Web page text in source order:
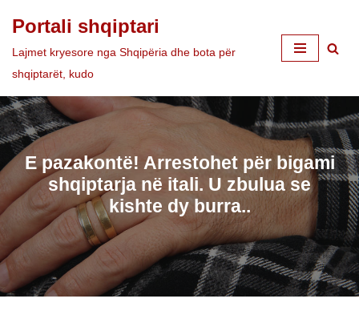
Skip
to
Portali shqiptari
Lajmet kryesore nga Shqipëria dhe bota për
shqiptarët, kudo
E pazakontë! Arrestohet për bigami
shqiptarja në itali. U zbulua se
kishte dy burra..